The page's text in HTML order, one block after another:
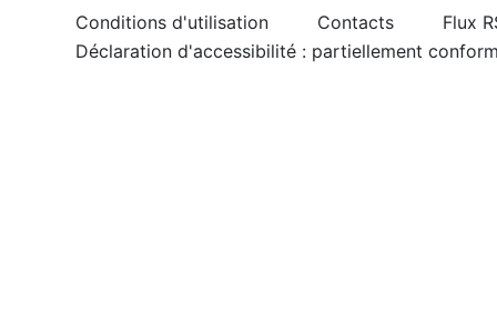
Conditions d'utilisation Contacts
Flux
Déclaration d'accessibilité : partiellement